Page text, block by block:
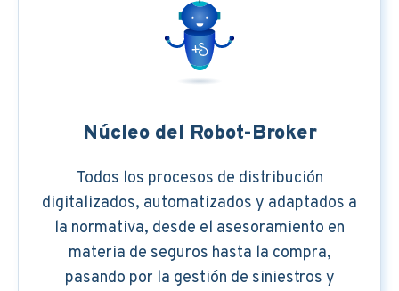
Núcleo del Robot-Broker
Todos los procesos de distribución
digitalizados, automatizados y adaptados a
la normativa, desde el asesoramiento en
materia de seguros hasta la compra,
pasando por la gestión de siniestros y